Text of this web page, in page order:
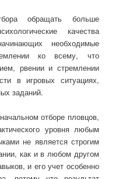
обращать больше
качества
необходимые
ко всему, что
рвении и стремлении
в игровых ситуациях,
заданий.
отборе пловцов,
уровня любым
не является строгим
как и в любом другом
и его учет особенно